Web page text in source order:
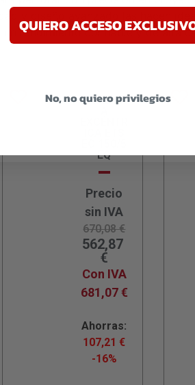
y diseño avanzado las hacen
rendimiento confiable y de alta
LIJADOR
EQ
Precio
sin IVA
670,08€
562,87
€
Con IVA
681,07€
Ahorras:
107,21€
-16%
QUIERO ACCESO
No, no quiero privilegios